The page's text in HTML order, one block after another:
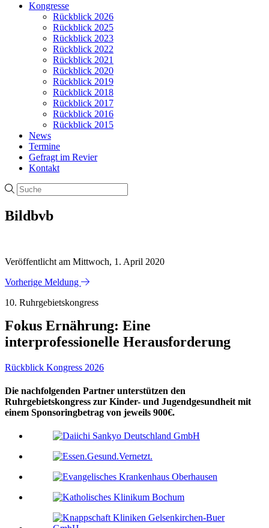
Kongresse
Rückblick 2026
Rückblick 2025
Rückblick 2023
Rückblick 2022
Rückblick 2021
Rückblick 2020
Rückblick 2019
Rückblick 2018
Rückblick 2017
Rückblick 2016
Rückblick 2015
News
Termine
Gefragt im Revier
Kontakt
Bildbvb
Veröffentlicht am Mittwoch, 1. April 2020
Vorherige Meldung
10. Ruhrgebietskongress
Fokus Ernährung: Eine
interprofessionelle Herausforderung
Rückblick Kongress 2026
Die nachfolgenden Partner unterstützen den
Ruhrgebietskongress zur Kinder- und Jugendgesundheit mit
einem Sponsoringbetrag von jeweils 900€.